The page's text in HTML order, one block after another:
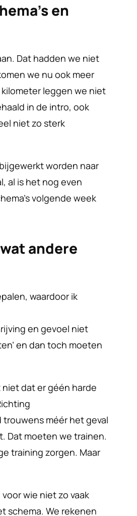
en
Dat hadden we niet
we nu ook meer
leggen we niet
in de intro, ook
niet zo sterk
worden naar
al is het nog even
volgende week
andere
waardoor ik
en gevoel niet
en dan toch moeten
dat er géén harde
trouwens méér het geval
Dat moeten we trainen.
training zorgen. Maar
wie niet zo vaak
schema. We rekenen